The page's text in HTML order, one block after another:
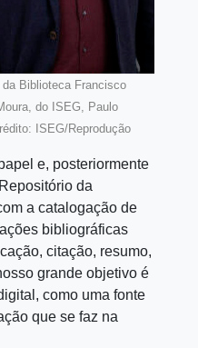
da Biblioteca Francisco
do ISEG, Paulo
ISEG/Reprodução
e, posteriormente
da
a catalogação de
bibliográficas
citação, resumo,
grande objetivo é
como uma fonte
que se faz na